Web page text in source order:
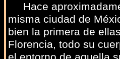
Hace
misma ciudad de
bien la primera de
Florencia, todo su